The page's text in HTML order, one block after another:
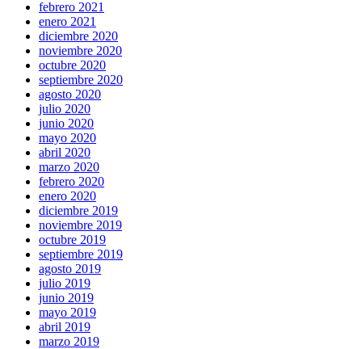
febrero 2021
enero 2021
diciembre 2020
noviembre 2020
octubre 2020
septiembre 2020
agosto 2020
julio 2020
junio 2020
mayo 2020
abril 2020
marzo 2020
febrero 2020
enero 2020
diciembre 2019
noviembre 2019
octubre 2019
septiembre 2019
agosto 2019
julio 2019
junio 2019
mayo 2019
abril 2019
marzo 2019